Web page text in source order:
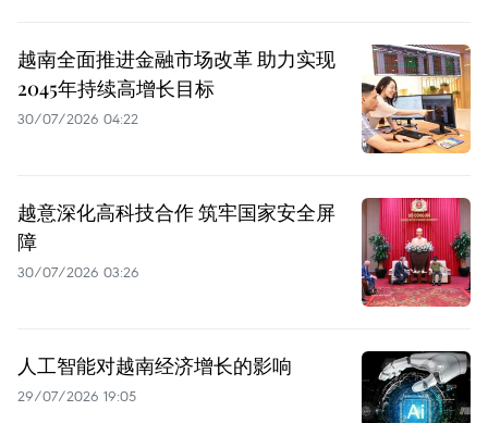
越南全面推进金融市场改革 助力实现
2045年持续高增长目标
30/07/2026 04:22
越意深化高科技合作 筑牢国家安全屏
障
30/07/2026 03:26
人工智能对越南经济增长的影响
29/07/2026 19:05